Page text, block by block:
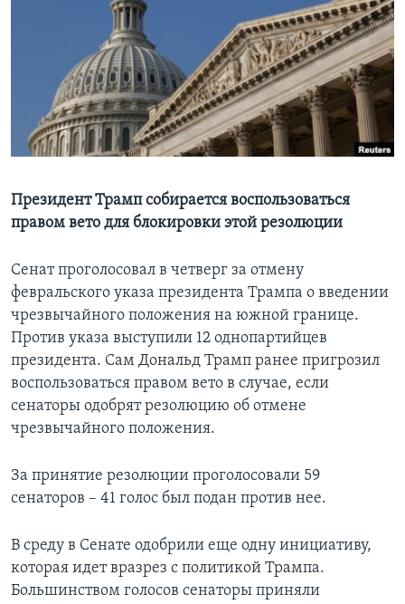
Learning English
СОЦИАЛЬНЫЕ СЕТИ
Президент Трамп собирается воспользоваться
правом вето для блокировки этой резолюции
Сенат проголосовал в четверг за отмену
февральского указа президента Трампа о введении
чрезвычайного положения на южной границе.
Против указа выступили 12 однопартийцев
президента. Сам Дональд Трамп ранее пригрозил
воспользоваться правом вето в случае, если
сенаторы одобрят резолюцию об отмене
чрезвычайного положения.
За принятие резолюции проголосовали 59
сенаторов – 41 голос был подан против нее.
В среду в Сенате одобрили еще одну инициативу,
которая идет вразрез с политикой Трампа.
Большинством голосов сенаторы приняли